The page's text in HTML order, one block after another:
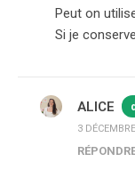
Peut on
Si je
ALICE
3